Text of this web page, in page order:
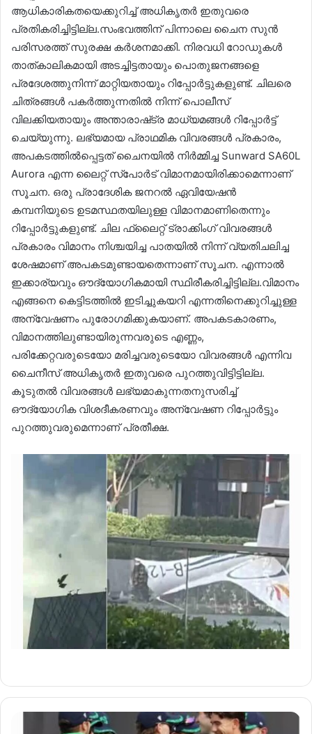
ആധികാരികതയെക്കുറിച്ച് അധികൃതര്‍ ഇതുവരെ
പ്രതികരിച്ചിട്ടില്ല.സംഭവത്തിന് പിന്നാലെ ചൈന സുന്‍
പരിസരത്ത് സുരക്ഷ കര്‍ശനമാക്കി. നിരവധി റോഡുകള്‍
താത്കാലികമായി അടച്ചിട്ടതായും പൊതുജനങ്ങളെ
പ്രദേശത്തുനിന്ന് മാറ്റിയതായും റിപ്പോര്‍ട്ടുകളുണ്ട്. ചിലരെ
ചിത്രങ്ങള്‍ പകര്‍ത്തുന്നതില്‍ നിന്ന് പൊലീസ്
വിലക്കിയതായും അന്താരാഷ്‌ട്ര മാധ്യമങ്ങള്‍ റിപ്പോര്‍ട്ട്
ചെയ്യുന്നു. ലഭ്യമായ പ്രാഥമിക വിവരങ്ങള്‍ പ്രകാരം,
അപകടത്തില്‍പ്പെട്ടത് ചൈനയില്‍ നിര്‍മ്മിച്ച Sunward SA60L
Aurora എന്ന ലൈറ്റ് സ്‌പോര്‍ട് വിമാനമായിരിക്കാമെന്നാണ്
സൂചന. ഒരു പ്രാദേശിക ജനറല്‍ ഏവിയേഷന്‍
കമ്പനിയുടെ ഉടമസ്ഥതയിലുള്ള വിമാനമാണിതെന്നും
റിപ്പോര്‍ട്ടുകളുണ്ട്. ചില ഫ്‌ലൈറ്റ് ട്രാക്കിംഗ് വിവരങ്ങള്‍
പ്രകാരം വിമാനം നിശ്ചയിച്ച പാതയില്‍ നിന്ന് വ്യതിചലിച്ച
ശേഷമാണ് അപകടമുണ്ടായതെന്നാണ് സൂചന. എന്നാല്‍
ഇക്കാര്യവും ഔദ്യോഗികമായി സ്ഥിരീകരിച്ചിട്ടില്ല.വിമാനം
എങ്ങനെ കെട്ടിടത്തില്‍ ഇടിച്ചുകയറി എന്നതിനെക്കുറിച്ചുള്ള
അന്വേഷണം പുരോഗമിക്കുകയാണ്. അപകടകാരണം,
വിമാനത്തിലുണ്ടായിരുന്നവരുടെ എണ്ണം,
പരിക്കേറ്റവരുടെയോ മരിച്ചവരുടെയോ വിവരങ്ങള്‍ എന്നിവ
ചൈനീസ് അധികൃതര്‍ ഇതുവരെ പുറത്തുവിട്ടിട്ടില്ല.
കൂടുതല്‍ വിവരങ്ങള്‍ ലഭ്യമാകുന്നതനുസരിച്ച്
ഔദ്യോഗിക വിശദീകരണവും അന്വേഷണ റിപ്പോര്‍ട്ടും
പുറത്തുവരുമെന്നാണ് പ്രതീക്ഷ.